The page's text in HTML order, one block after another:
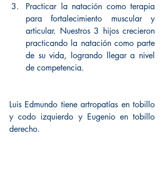
Practicar la natación como terapia
para fortalecimiento muscular y
articular. Nuestros 3 hijos crecieron
practicando la natación como parte
de su vida, logrando llegar a nivel
de competencia.
Luis Edmundo tiene artropatías en tobillo
y codo izquierdo y Eugenio en tobillo
derecho.